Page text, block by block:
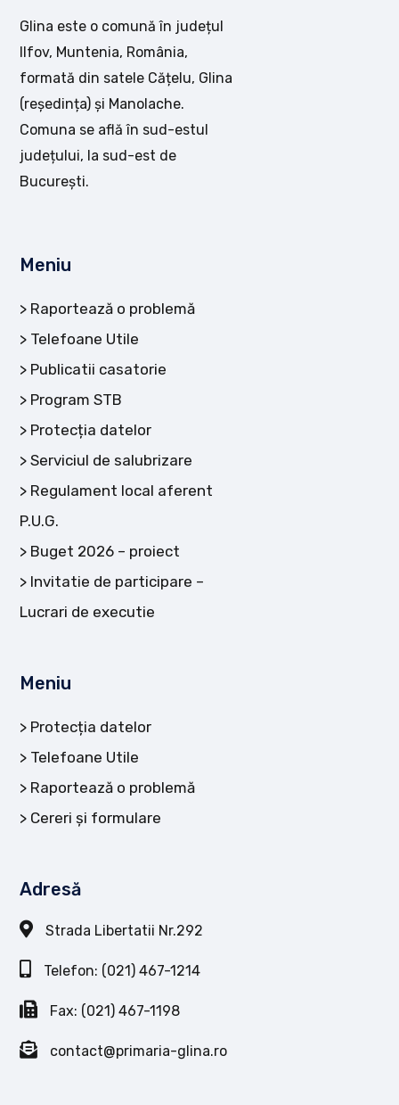
Glina este o comună în județul
Ilfov, Muntenia, România,
formată din satele Cățelu, Glina
(reședința) și Manolache.
Comuna se află în sud-estul
județului, la sud-est de
București.
Meniu
Raportează o problemă
Telefoane Utile
Publicatii casatorie
Program STB
Protecția datelor
Serviciul de salubrizare
Regulament local aferent
P.U.G.
Buget 2026 – proiect
Invitatie de participare –
Lucrari de executie
Meniu
Protecția datelor
Telefoane Utile
Raportează o problemă
Cereri și formulare
Adresă
Strada Libertatii Nr.292
Telefon: (021) 467-1214
Fax: (021) 467-1198
contact@primaria-glina.ro